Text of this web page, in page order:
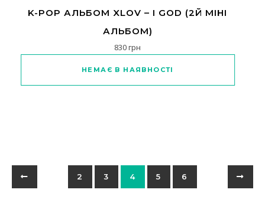
K-POP АЛЬБОМ XLOV – I GOD (2Й МІНІ
АЛЬБОМ)
830грн
НЕМАЄ В НАЯВНОСТІ
2 3 4 5 6